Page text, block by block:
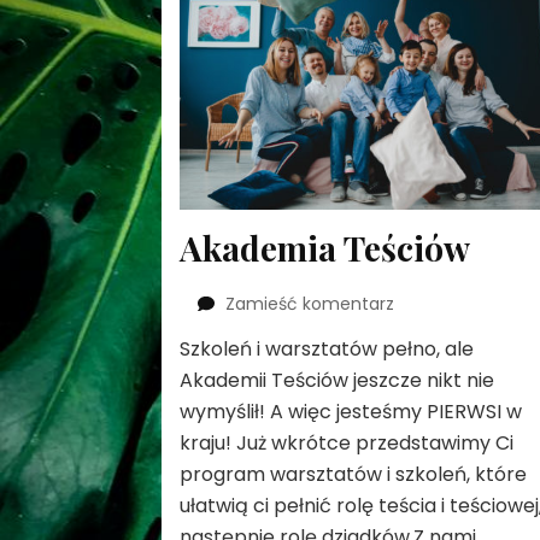
Akademia Teściów
Zamieść komentarz
Akademia
Teściów
Szkoleń i warsztatów pełno, ale
Akademii Teściów jeszcze nikt nie
wymyślił! A więc jesteśmy PIERWSI w
kraju! Już wkrótce przedstawimy Ci
program warsztatów i szkoleń, które
ułatwią ci pełnić rolę teścia i